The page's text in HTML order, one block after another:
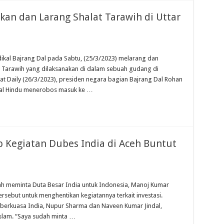
dan Larang Shalat Tarawih di Uttar
Bajrang Dal pada Sabtu, (25/3/2023) melarang dan
yang dilaksanakan di dalam sebuah gudang di
Daily (26/3/2023), presiden negara bagian Bajrang Dal Rohan
Hindu menerobos masuk ke …
Kegiatan Dubes India di Aceh Buntut
meminta Duta Besar India untuk Indonesia, Manoj Kumar
untuk menghentikan kegiatannya terkait investasi.
India, Nupur Sharma dan Naveen Kumar Jindal,
“Saya sudah minta …